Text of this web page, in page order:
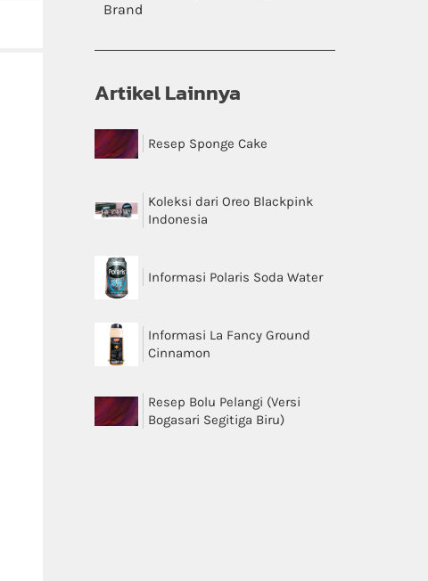
Brand
Artikel Lainnya
Resep Sponge Cake
Koleksi dari Oreo Blackpink
Indonesia
Informasi Polaris Soda Water
Informasi La Fancy Ground
Cinnamon
Resep Bolu Pelangi (Versi
Bogasari Segitiga Biru)